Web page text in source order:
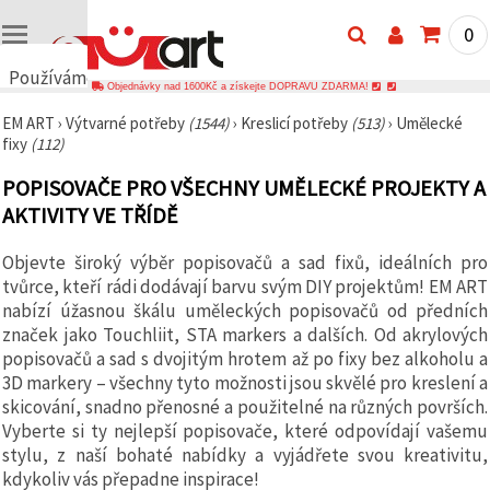
Používáme
🍪
Používáme
podobné
technologie,
abychom
správné
fungování
webu,
zlepšili vaše
prostředí
při jeho
používání a
s vaším
souhlasem
analyzovali
návštěvnost
a
zobrazovali
relevantnější
0
Objednávky nad 1600Kč a získejte DOPRAVU ZDARMA!
EM ART › Výtvarné potřeby (1544)› Kreslicí potřeby (513)› Umělecké
fixy (112)
POPISOVAČE PRO VŠECHNY UMĚLECKÉ PROJEKTY A
AKTIVITY VE TŘÍDĚ
Objevte široký výběr popisovačů a sad fixů, ideálních pro
tvůrce, kteří rádi dodávají barvu svým DIY projektům! EM ART
nabízí úžasnou škálu uměleckých popisovačů od předních
značek jako Touchliit, STA markers a dalších. Od akrylových
popisovačů a sad s dvojitým hrotem až po fixy bez alkoholu a
3D markery – všechny tyto možnosti jsou skvělé pro kreslení a
skicování, snadno přenosné a použitelné na různých površích.
Vyberte si ty nejlepší popisovače, které odpovídají vašemu
stylu, z naší bohaté nabídky a vyjádřete svou kreativitu,
kdykoliv vás přepadne inspirace!